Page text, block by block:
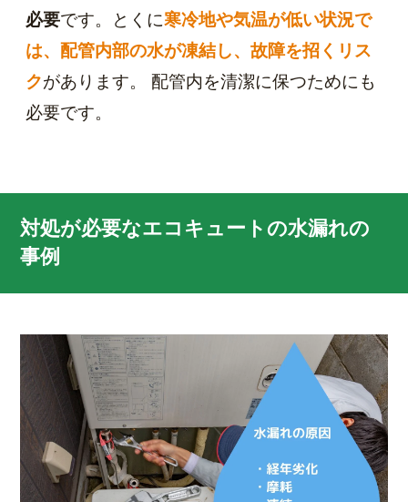
必要です。とくに寒冷地や気温が低い状況で
は、配管内部の水が凍結し、故障を招くリス
クがあります。 配管内を清潔に保つためにも
必要です。
対処が必要なエコキュートの水漏れの
事例